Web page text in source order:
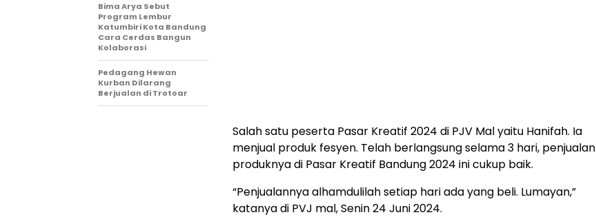
Salah satu peserta Pasar Kreatif 2024 di PJV Mal yaitu Hanifah. Ia
menjual produk fesyen. Telah berlangsung selama 3 hari, penjualan
produknya di Pasar Kreatif Bandung 2024 ini cukup baik.
“Penjualannya alhamdulilah setiap hari ada yang beli. Lumayan,”
katanya di PVJ mal, Senin 24 Juni 2024.
Bima Arya Sebut
Program Lembur
Katumbiri Kota Bandung
Cara Cerdas Bangun
Kolaborasi
Pedagang Hewan
Kurban Dilarang
Berjualan di Trotoar